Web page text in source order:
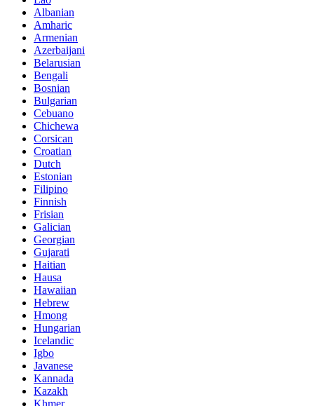
Albanian
Amharic
Armenian
Azerbaijani
Belarusian
Bengali
Bosnian
Bulgarian
Cebuano
Chichewa
Corsican
Croatian
Dutch
Estonian
Filipino
Finnish
Frisian
Galician
Georgian
Gujarati
Haitian
Hausa
Hawaiian
Hebrew
Hmong
Hungarian
Icelandic
Igbo
Javanese
Kannada
Kazakh
Khmer